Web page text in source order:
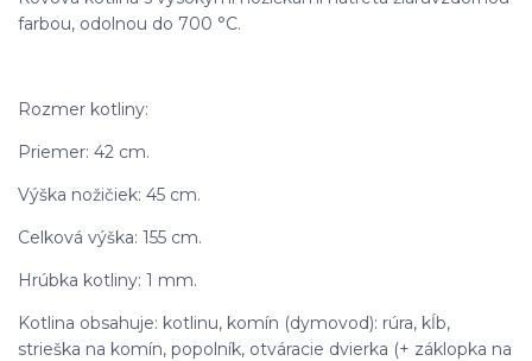
farbou, odolnou do 700 °C.
Rozmer kotliny:
Priemer: 42 cm.
Výška nožičiek: 45 cm.
Celková výška: 155 cm.
Hrúbka kotliny: 1 mm.
Kotlina obsahuje: kotlinu, komín (dymovod): rúra, kĺb,
strieška na komín, popolník, otváracie dvierka (+ záklopka na